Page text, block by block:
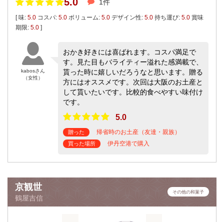
1件
[ 味: 5.0 コスパ: 5.0 ボリューム: 5.0 デザイン性: 5.0 持ち運び: 5.0 賞味
期限: 5.0 ]
kabosさん
（女性）
おかき好きには喜ばれます。コスパ満足で
す。見た目もバライティー溢れた感満載で、
貰った時に嬉しいだろうなと思います。贈る
方にはオススメです。次回は大阪のお土産と
して貰いたいです。比較的食べやすい味付け
です。
5.0
贈った 帰省時のお土産（友達・親族）
買った場所 伊丹空港で購入
京観世
鶴屋吉信
その他の和菓子